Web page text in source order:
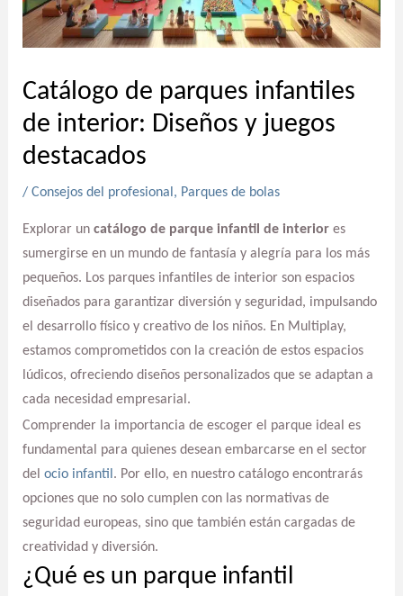
Catálogo de parques infantiles
de interior: Diseños y juegos
destacados
/ Consejos del profesional , Parques de bolas
Explorar un catálogo de parque infantil de interiores
sumergirse en un mundo de fantasía y alegría para los más
pequeños. Los parques infantiles de interior son espacios
diseñados para garantizar diversión y seguridad, impulsando
el desarrollo físico y creativo de los niños. En Multiplay,
estamos comprometidos con la creación de estos espacios
lúdicos, ofreciendo diseños personalizados que se adaptan a
cada necesidad empresarial.
Comprender la importancia de escoger el parque ideal es
fundamental para quienes desean embarcarse en el sector
del ocio infantil . Por ello, en nuestro catálogo encontrarás
opciones que no solo cumplen con las normativas de
seguridad europeas, sino que también están cargadas de
creatividad y diversión.
¿Qué es un parque infantil